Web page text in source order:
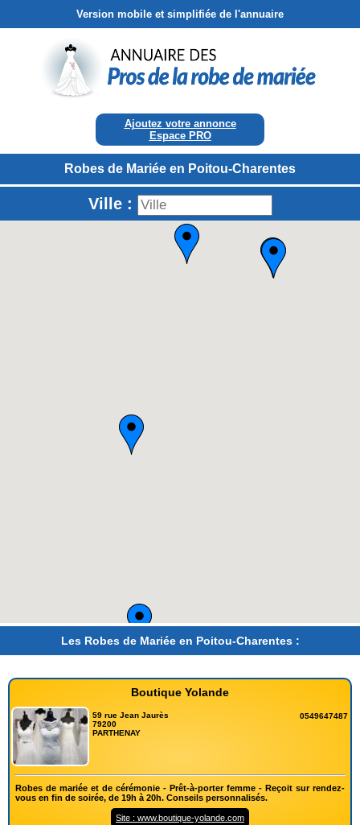
Version mobile et simplifiée de l'annuaire
Ajoutez votre annonce
Espace PRO
Robes de Mariée en Poitou-Charentes
Ville :
Les Robes de Mariée en Poitou-Charentes :
Boutique Yolande
59 rue Jean Jaurès
79200
PARTHENAY
0549647487
Robes de mariée et de cérémonie - Prêt-à-porter femme - Reçoit sur rendez-
vous en fin de soirée, de 19h à 20h. Conseils personnalisés.
Site : www.boutique-yolande.com